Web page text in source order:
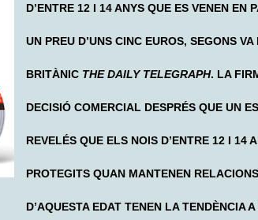
D’ENTRE 12 I 14 ANYS QUE ES VENEN EN
UN PREU D’UNS CINC EUROS, SEGONS
BRITÀNIC THE DAILY TELEGRAPH. LA
DECISIÓ COMERCIAL DESPRÉS QUE UN
REVELÉS QUE ELS NOIS D’ENTRE 12 I 14
PROTEGITS QUAN MANTENEN
D’AQUESTA EDAT TENEN LA TENDÈNCIA